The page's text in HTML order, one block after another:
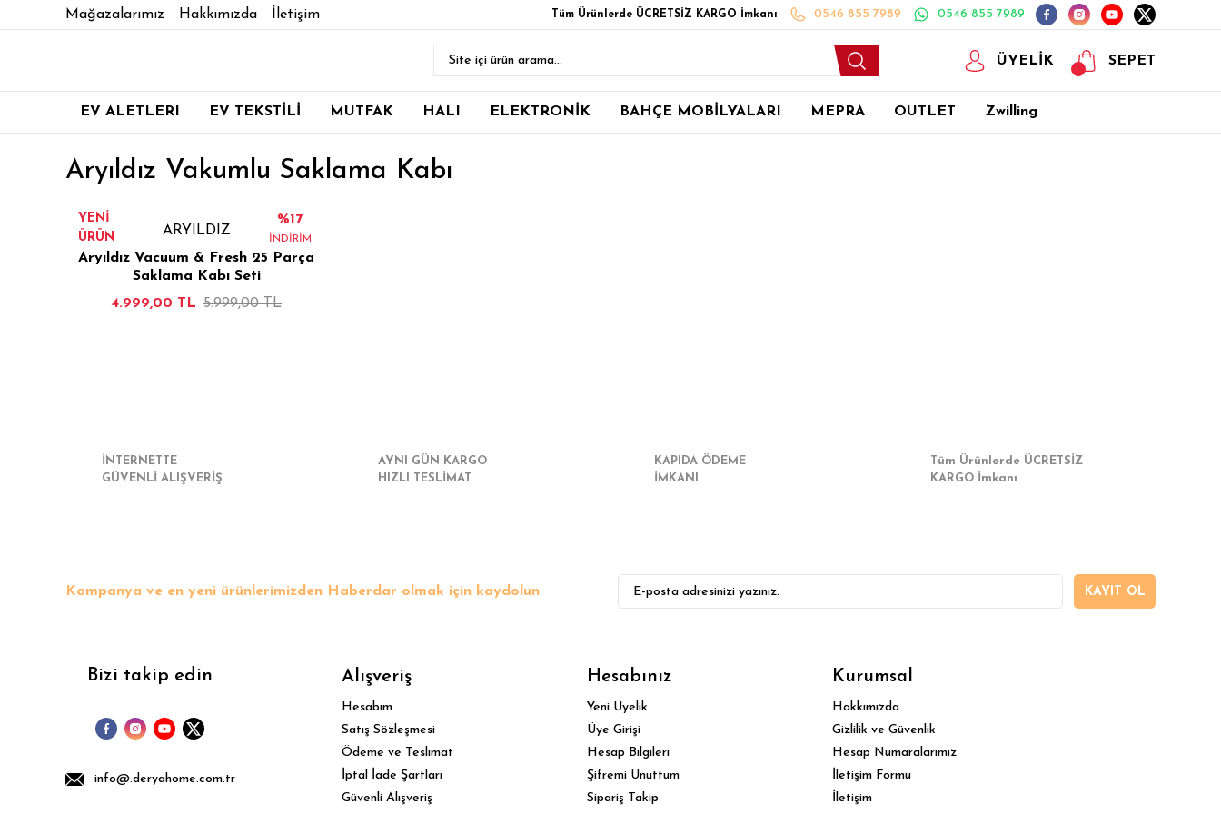
Mağazalarımız Hakkımızda İletişim Tüm Ürünlerde ÜCRETSİZ KARGO İmkanı 0546 855 7989 0546 855 7989
ÜYELİK SEPET
EV ALETLERI EV TEKSTİLİ MUTFAK HALI ELEKTRONİK BAHÇE MOBİLYALARI MEPRA OUTLET Zwilling
Aryıldız Vakumlu Saklama Kabı
%17
İNDİRİM
YENİ
ÜRÜN
ARYILDIZ
Aryıldız Vacuum & Fresh 25 Parça
Saklama Kabı Seti
4.999,00 TL 5.999,00 TL
İNTERNETTE
GÜVENLİ ALIŞVERİŞ
AYNI GÜN KARGO
HIZLI TESLİMAT
KAPIDA ÖDEME
İMKANI
Tüm Ürünlerde ÜCRETSİZ
KARGO İmkanı
Kampanya ve en yeni ürünlerimizden Haberdar olmak için kaydolun KAYIT OL
Bizi takip edin
info@.deryahome.com.tr
Alışveriş
Hesabım
Satış Sözleşmesi
Ödeme ve Teslimat
İptal İade Şartları
Güvenli Alışveriş
Hesabınız
Yeni Üyelik
Üye Girişi
Hesap Bilgileri
Şifremi Unuttum
Sipariş Takip
Kurumsal
Hakkımızda
Gizlilik ve Güvenlik
Hesap Numaralarımız
İletişim Formu
İletişim